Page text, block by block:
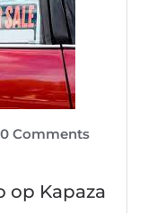
0 Comments
op Kapaza